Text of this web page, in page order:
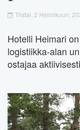
Tiistai, 2 Helmikuun,
Hotelli Heimari
logistiikka-alan
ostajaa